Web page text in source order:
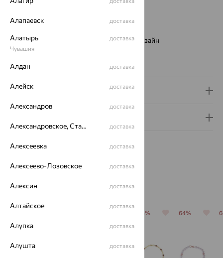
Цвет металла:
Проба:
Виды дизайна браслетов:
Европейский дизайн
Бренд:Золотые Узоры
Вес металла:
Доставка и оплата
Похожие изделия
64% 64%
Алапаевск доставка
Алатырь
Чувашия
доставка
Алдан доставка
Алейск доставка
Александров доставка
Александровское, Ставропольский край доставка
Алексеевка доставка
Алексеево-Лозовское доставка
Алексин доставка
Алтайское доставка
Алупка доставка
Алушта доставка